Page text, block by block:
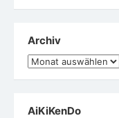
Archiv
Archiv
AiKiKenDo